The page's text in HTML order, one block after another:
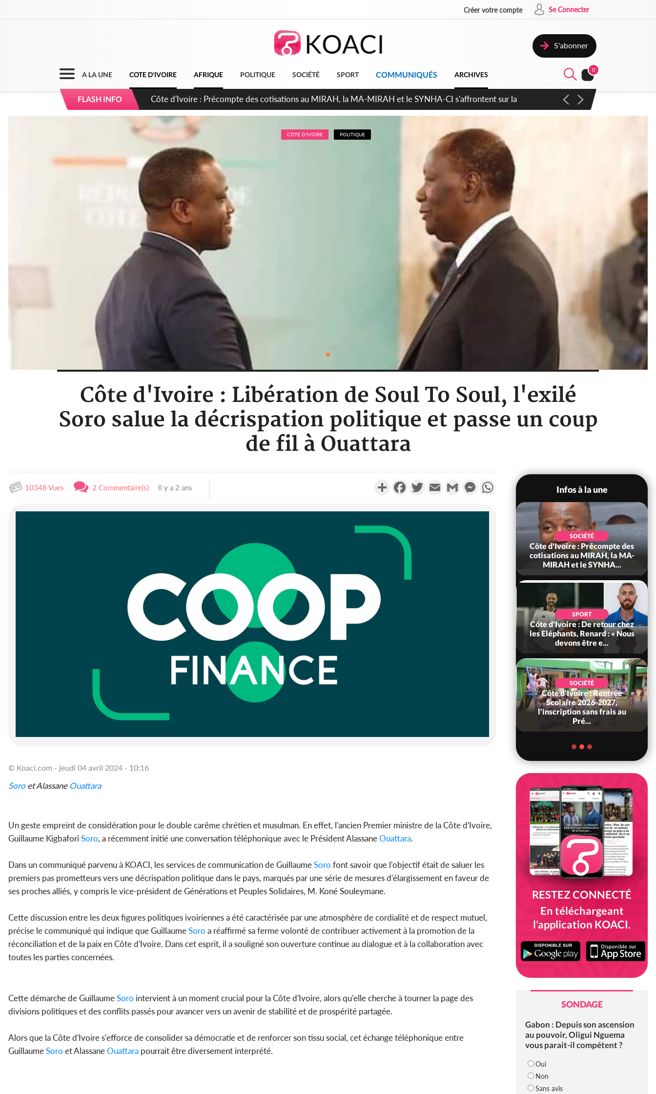
Créer votre compte Se Connecter
S'abonner
A LA UNE COTE D'IVOIRE AFRIQUE POLITIQUE SOCIÉTÉ SPORT COMMUNIQUÉS ARCHIVES
0
FLASH INFO Côte d'Ivoire : Indépendance 2026, Thiam plaide pour un environnement démocratique plus apaisé
CÔTE D'IVOIRE POLITIQUE
Côte d'Ivoire : Libération de Soul To Soul, l'exilé
Soro salue la décrispation politique et passe un coup
de fil à Ouattara
10348 Vues 2 Commentaire(s) Il y a 2 ans PartagerFacebookTwitterEmail Gmail MessengerWhatsApp
© Koaci.com - jeudi 04 avril 2024 - 10:16
Soroet Alassane Ouattara
Un geste empreint de considération pour le double carême chrétien et musulman. En effet, l'ancien Premier ministre de la Côte d'Ivoire,
Guillaume Kigbafori Soro, a récemment initié une conversation téléphonique avec le Président AlassaneOuattara.
Dans un communiqué parvenu à KOACI, les services de communication de GuillaumeSoro font savoir que l'objectif était de saluer les
premiers pas prometteurs vers une décrispation politique dans le pays, marqués par une série de mesures d'élargissement en faveur de
ses proches alliés, y compris le vice-président de Générations et Peuples Solidaires, M. Koné Souleymane.
Cette discussion entre les deux figures politiques ivoiriennes a été caractérisée par une atmosphère de cordialité et de respect mutuel,
précise le communiqué qui indique que GuillaumeSoro a réaffirmé sa ferme volonté de contribuer activement à la promotion de la
réconciliation et de la paix en Côte d'Ivoire. Dans cet esprit, il a souligné son ouverture continue au dialogue et à la collaboration avec
toutes les parties concernées.
Cette démarche de GuillaumeSoro intervient à un moment crucial pour la Côte d'Ivoire, alors qu'elle cherche à tourner la page des
divisions politiques et des conflits passés pour avancer vers un avenir de stabilité et de prospérité partagée.
Alors que la Côte d'Ivoire s'efforce de consolider sa démocratie et de renforcer son tissu social, cet échange téléphonique entre
GuillaumeSoro et AlassaneOuattara pourrait être diversement interprété.
Infos à la une
l'Indépendance, les Forces de
SOCIÉTÉ
Côte d'Ivoire : Précompte des
cotisations au MIRAH, la MA-
MIRAH et le SYNHA...
SPORT
Côte d'Ivoire : De retour chez
les Eléphants, Renard : « Nous
devons être e...
SOCIÉTÉ
Côte d'Ivoire : Rentrée
Scolaire 2026-2027,
l'inscription sans frais au
Pré...
RESTEZ CONNECTÉ
En téléchargeant
l'application KOACI.
SONDAGE
Gabon : Depuis son ascension
au pouvoir, Oligui Nguema
vous parait-il compétent ?
Oui
Non
Sans avis